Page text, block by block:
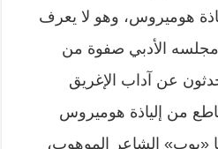
هوميروس، وهو لا يعرف
مجلسه الأدبي صفوة من
عن آداب الإغريق
من إلياذة هوميروس
«بوب» الشاعر الموهوب،